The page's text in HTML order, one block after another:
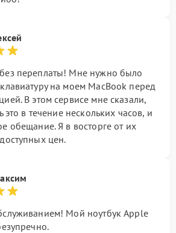
переплаты! Мне нужно было
на моем MacBook перед
В этом сервисе мне сказали,
это в течение нескольких часов, и
обещание. Я в восторге от их
цен.
Мой ноутбук Apple